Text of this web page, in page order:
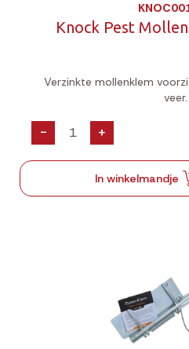
Knock Pest
Verzinkte mollenklem
veer.
- +
In winkelmandje